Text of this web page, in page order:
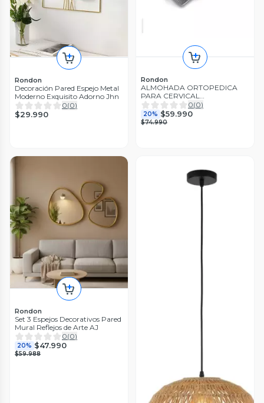
Rondon
Decoración Pared Espejo Metal
Moderno Exquisito Adorno Jhn
0(0)
$29.990
Rondon
ALMOHADA ORTOPEDICA
PARA CERVICAL
ERGONOMICA LAU
0(0)
20% $59.990
$74.990
Rondon
Set 3 Espejos Decorativos Pared
Mural Reflejos de Arte AJ
0(0)
20% $47.990
$59.988